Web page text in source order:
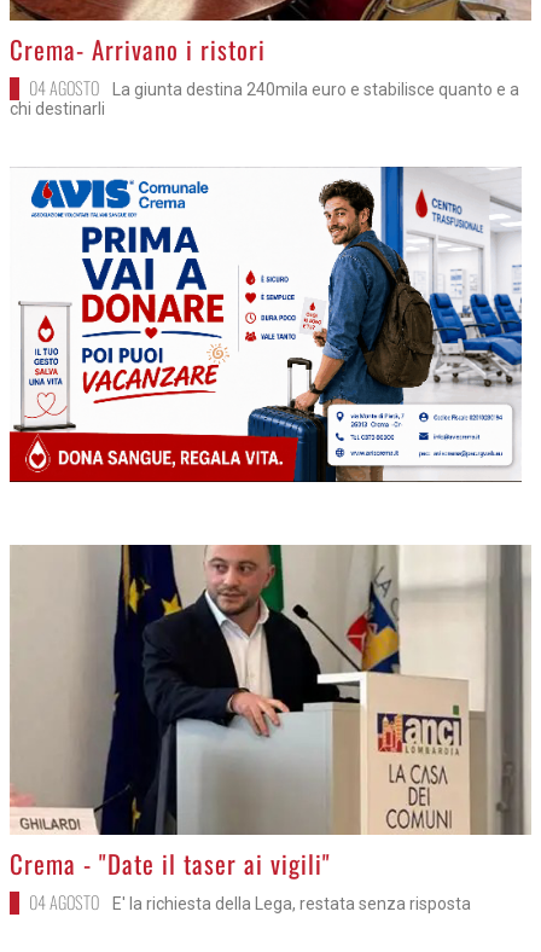
>
Crema- Arrivano i ristori
04 AGOSTO
La giunta destina 240mila euro e stabilisce quanto e a
chi destinarli
>
Crema - "Date il taser ai vigili"
04 AGOSTO E' la richiesta della Lega, restata senza risposta